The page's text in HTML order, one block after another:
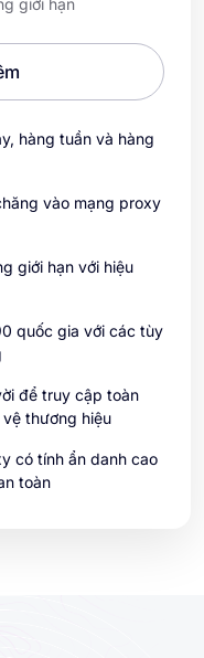
giới hạn
hàng tuần và hàng
vào mạng proxy
giới hạn với hiệu
quốc gia với các tùy
để truy cập toàn
thương hiệu
có tính ẩn danh cao
toàn